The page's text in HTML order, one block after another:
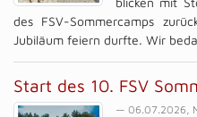
des FSV-Sommercamps
Jubiläum feiern durfte. Wir
Start des 10. FSV
— 06.07.2026,